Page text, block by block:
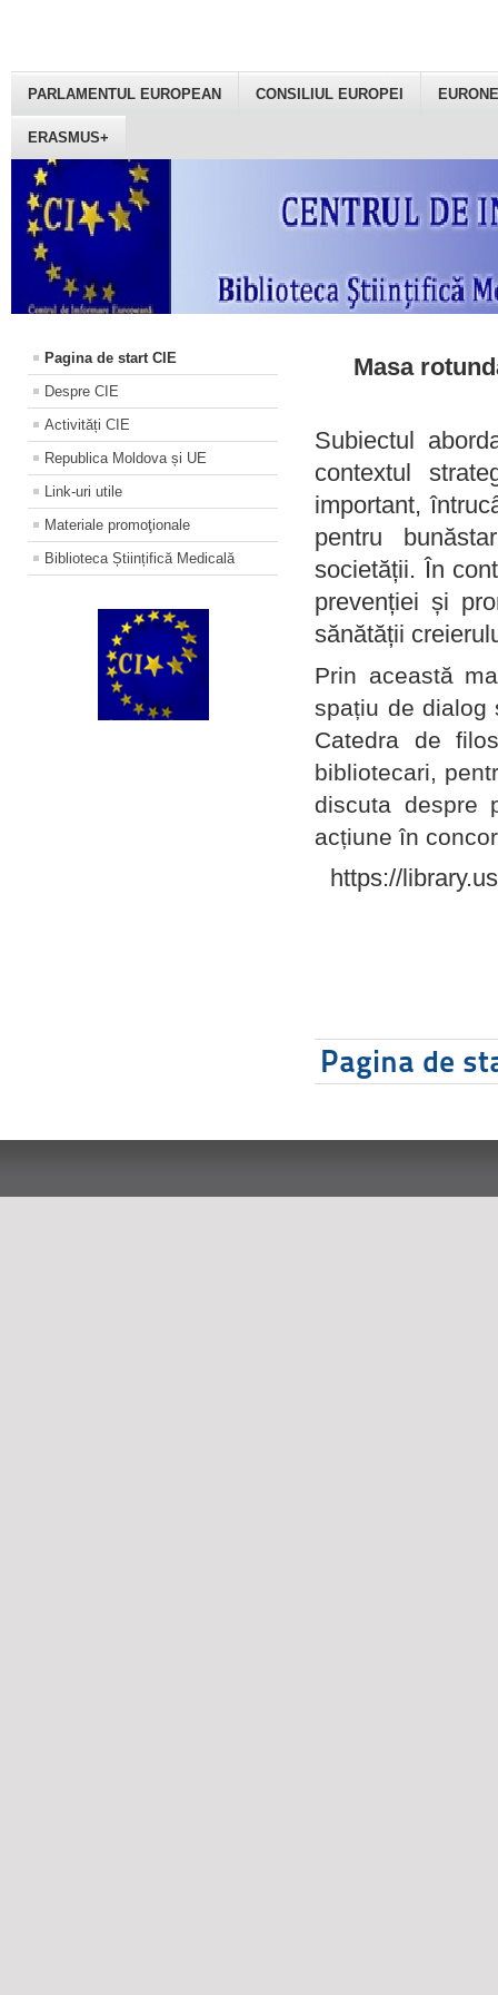
PARLAMENTUL EUROPEAN CONSILIUL EUROPEI
ERASMUS+
Pagina de start CIE
Despre CIE
Activități CIE
Republica Moldova și UE
Link-uri utile
Materiale promoţionale
Biblioteca Științifică Medicală
Masa
Subiectul
contextul
important,
pentru
societății. În
prevenției și
sănătății
Prin această
spațiu de dialog
Catedra de
bibliotecari,
discuta despre
acțiune în
https://
Pagina de